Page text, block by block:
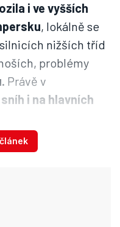
i ve vyšších
, lokálně se
nižších tříd
problémy
Právě v
sníh i na hlavních